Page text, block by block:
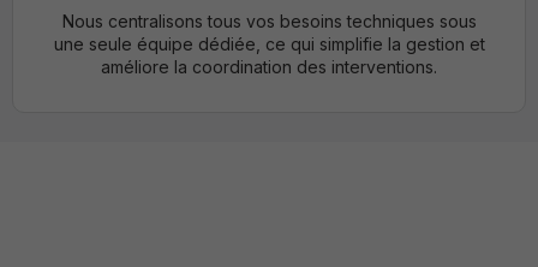
Nous centralisons tous vos besoins techniques sous
une seule équipe dédiée, ce qui simplifie la gestion et
améliore la coordination des interventions.